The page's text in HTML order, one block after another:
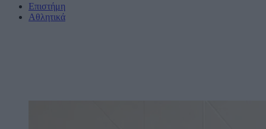
Επιστήμη
Αθλητικά